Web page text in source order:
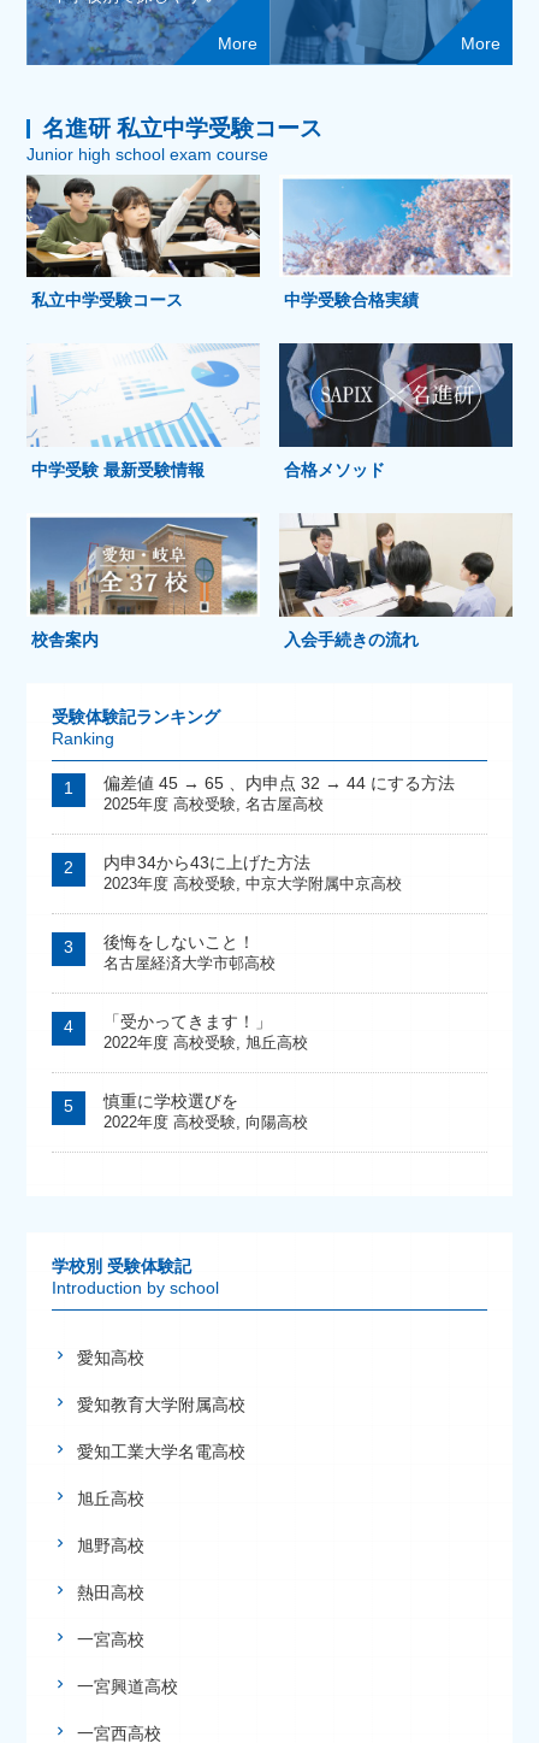
More More
名進研 私立中学受験コース
Junior high school exam course
私立中学受験コース 中学受験合格実績
中学受験 最新受験情報 合格メソッド
校舎案内 入会手続きの流れ
受験体験記ランキング
Ranking
偏差値 45 → 65 、内申点 32 → 44 にする方法
2025年度 高校受験, 名古屋高校
内申34から43に上げた方法
2023年度 高校受験, 中京大学附属中京高校
後悔をしないこと！
名古屋経済大学市邨高校
「受かってきます！」
2022年度 高校受験, 旭丘高校
慎重に学校選びを
2022年度 高校受験, 向陽高校
学校別 受験体験記
Introduction by school
愛知高校
愛知教育大学附属高校
愛知工業大学名電高校
旭丘高校
旭野高校
熱田高校
一宮高校
一宮興道高校
一宮西高校